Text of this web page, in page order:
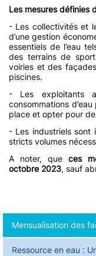
Les mesures définies
- Les collectivités et
d’une gestion
essentiels de l’eau
des terrains de
voiries et des
piscines.
- Les exploitants
consommations
place et opter pour
- Les industriels sont
stricts volumes
A noter, que ces
octobre 2023, sauf
Mensualisation des
Ressource en eau :